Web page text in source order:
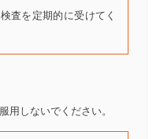
査を定期的に受けてく
用しないでください。